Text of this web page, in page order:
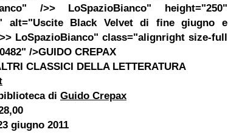
/>> LoSpazioBianco" height="250"
alt="Uscite Black Velvet di fine giugno e
LoSpazioBianco" class="alignright size-full
/>GUIDO CREPAX
CLASSICI DELLA LETTERATURA
di Guido Crepax
giugno 2011